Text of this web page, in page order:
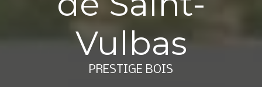
Vulbas
PRESTIGE BOIS